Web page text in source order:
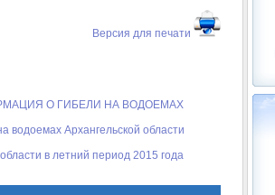
Версия для печати
О ГИБЕЛИ НА ВОДОЕМАХ
водоемах Архангельской области
в летний период 2015 года